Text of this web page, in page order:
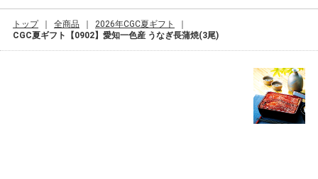
PSO2 %E8%8F%85%E6%B2%BC%E8%A3%95
%E5%B7%B4%E8%A5%BF%E5%88%A9%E4%BA%9E
トップ 全商品
2026年CGC夏ギフト
CGC夏ギフト【0902】愛知一色産 うなぎ長蒲焼(3尾)